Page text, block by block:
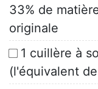
33% de
originale
1 cuillère à
(l'équivalent